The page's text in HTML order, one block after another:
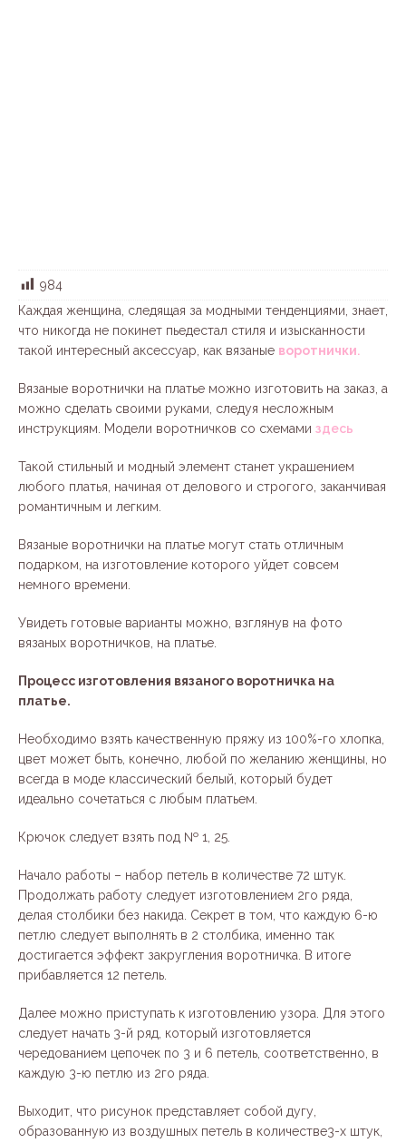
984
Каждая женщина, следящая за модными тенденциями, знает,
что никогда не покинет пьедестал стиля и изысканности
такой интересный аксессуар, как вязаные воротнички.
Вязаные воротнички на платье можно изготовить на заказ, а
можно сделать своими руками, следуя несложным
инструкциям. Модели воротничков со схемами здесь
Такой стильный и модный элемент станет украшением
любого платья, начиная от делового и строгого, заканчивая
романтичным и легким.
Вязаные воротнички на платье могут стать отличным
подарком, на изготовление которого уйдет совсем
немного времени.
Увидеть готовые варианты можно, взглянув на фото
вязаных воротничков, на платье.
Процесс изготовления вязаного воротничка на
платье.
Необходимо взять качественную пряжу из 100%-го хлопка,
цвет может быть, конечно, любой по желанию женщины, но
всегда в моде классический белый, который будет
идеально сочетаться с любым платьем.
Крючок следует взять под № 1, 25.
Начало работы – набор петель в количестве 72 штук.
Продолжать работу следует изготовлением 2го ряда,
делая столбики без накида. Секрет в том, что каждую 6-ю
петлю следует выполнять в 2 столбика, именно так
достигается эффект закругления воротничка. В итоге
прибавляется 12 петель.
Далее можно приступать к изготовлению узора. Для этого
следует начать 3-й ряд, который изготовляется
чередованием цепочек по 3 и 6 петель, соответственно, в
каждую 3-ю петлю из 2го ряда.
Выходит, что рисунок представляет собой дугу,
образованную из воздушных петель в количестве3-х штук,